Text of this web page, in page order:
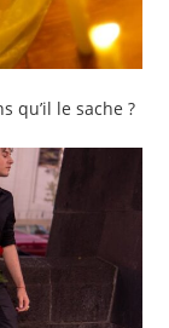
qu’il le sache ?